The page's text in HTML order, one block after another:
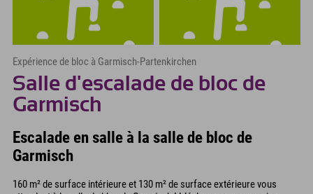
Expérience de bloc à Garmisch-Partenkirchen
Salle d'escalade de bloc de
Garmisch
Escalade en salle à la salle de bloc de
Garmisch
160 m² de surface intérieure et 130 m² de surface extérieure vous